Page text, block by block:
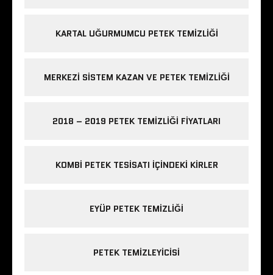
KARTAL UĞURMUMCU PETEK TEMIZLIĞI
MERKEZI SISTEM KAZAN VE PETEK TEMIZLIĞI
2018 – 2019 PETEK TEMIZLIĞI FIYATLARI
KOMBI PETEK TESISATI IÇINDEKI KIRLER
EYÜP PETEK TEMIZLIĞI
PETEK TEMIZLEYICISI